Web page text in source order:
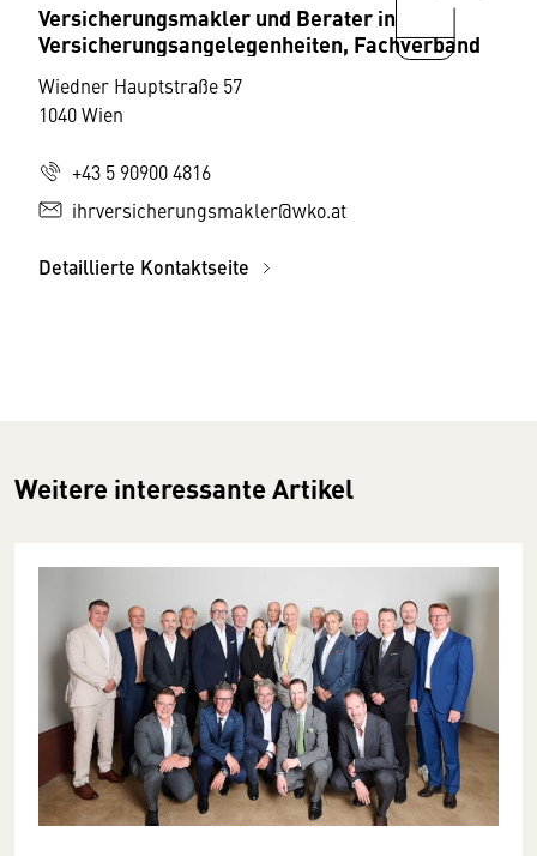
Versicherungsmakler und Berater in
Versicherungsangelegenheiten, Fachverband
Wiedner Hauptstraße 57
1040 Wien
+43 5 90900 4816
ihrversicherungsmakler@wko.at
Detaillierte Kontaktseite
Weitere interessante Artikel